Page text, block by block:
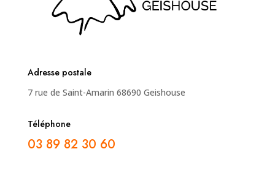
Adresse postale
7 rue de Saint-Amarin 68690 Geishouse
Téléphone
03 89 82 30 60